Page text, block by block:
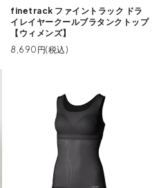
finetrack ファイントラック ドラ
イレイヤークールブラタンクトップ
【ウィメンズ】
8,690円(税込)